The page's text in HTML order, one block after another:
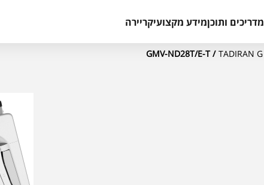
מדריכים ותוכןמידע מקצועיקריירה
/ GMV-ND28T/E-T